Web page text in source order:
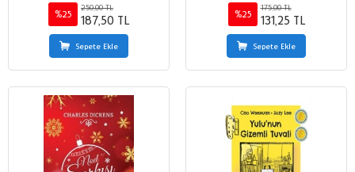
%25
250,00 TL
187,50 TL
Sepete Ekle
%25
175,00 TL
131,25 TL
Sepete Ekle